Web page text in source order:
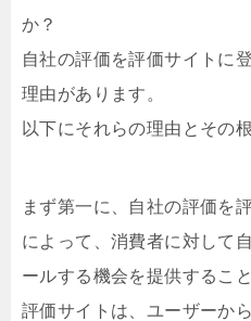
か？
自社の評価を評価サイトに
理由があります。
以下にそれらの理由とその
まず第一に、自社の評価を
によって、消費者に対して
ールする機会を提供するこ
評価サイトは、ユーザーか